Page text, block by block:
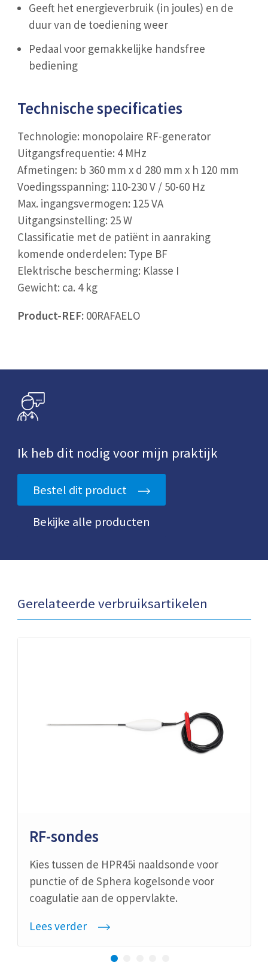
Geeft het energieverbruik (in joules) en de
duur van de toediening weer
Pedaal voor gemakkelijke handsfree
bediening
Technische specificaties
Technologie: monopolaire RF-generator
Uitgangsfrequentie: 4 MHz
Afmetingen: b 360 mm x d 280 mm x h 120 mm
Voedingsspanning: 110-230 V / 50-60 Hz
Max. ingangsvermogen: 125 VA
Uitgangsinstelling: 25 W
Classificatie met de patiënt in aanraking
komende onderdelen: Type BF
Elektrische bescherming: Klasse I
Gewicht: ca. 4 kg
Product-REF:00RAFAELO
Ik heb dit nodig voor mijn praktijk
Bestel dit product
Bekijke alle producten
Gerelateerde verbruiksartikelen
RF-sondes
Kies tussen de HPR45i naaldsonde voor
punctie of de Sphera kogelsonde voor
coagulatie aan de oppervlakte.
Lees verder